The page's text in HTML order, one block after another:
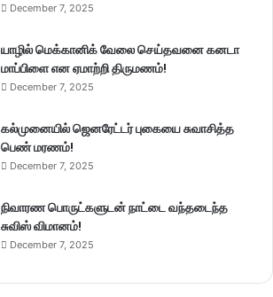
December 7, 2025
யாழில் மெக்கானிக் வேலை செய்தவனை கனடா
மாப்பிளை என ஏமாற்றி திருமணம்!
December 7, 2025
கல்முனையில் ஜெனரேட்டர் புகையை சுவாசித்த
பெண் மரணம்!
December 7, 2025
நிவாரண பொருட்களுடன் நாட்டை வந்தடைந்த
சுவிஸ் விமானம்!
December 7, 2025